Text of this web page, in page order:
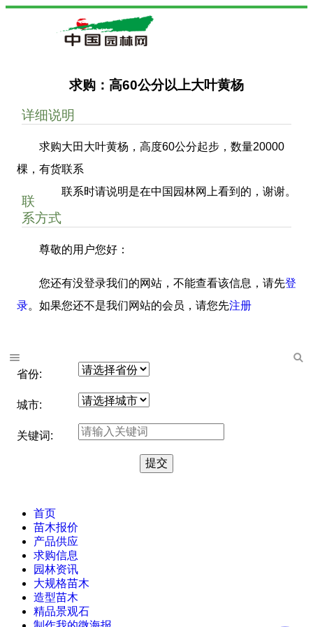
求购：高60公分以上大叶黄杨
详细说明
求购大田大叶黄杨，高度60公分起步，数量20000
棵，有货联系
联系时请说明是在中国园林网上看到的，谢谢。
联
系方式
尊敬的用户您好：
您还有没登录我们的网站，不能查看该信息，请先登
录。如果您还不是我们网站的会员，请您先注册
省份:
城市:
关键词:
首页
苗木报价
产品供应
求购信息
园林资讯
大规格苗木
造型苗木
精品景观石